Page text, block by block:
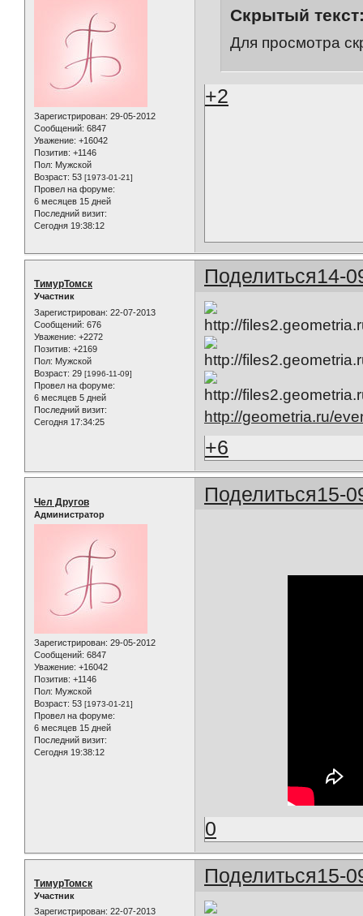
Зарегистрирован: 29-05-2012
Сообщений: 6847
Уважение: +16042
Позитив: +1146
Пол: Мужской
Возраст: 53 [1973-01-21]
Провел на форуме:
6 месяцев 15 дней
Последний визит:
Сегодня 19:38:12
Скрытый
Для просмотра
+2
Поделиться14-
ТимурТомск
Участник
Зарегистрирован: 22-07-2013
Сообщений: 676
Уважение: +2272
Позитив: +2169
Пол: Мужской
Возраст: 29 [1996-11-09]
Провел на форуме:
6 месяцев 5 дней
Последний визит:
Сегодня 17:34:25
http://geometria.ru/
+6
Поделиться15-
Чел Другов
Администратор
Зарегистрирован: 29-05-2012
Сообщений: 6847
Уважение: +16042
Позитив: +1146
Пол: Мужской
Возраст: 53 [1973-01-21]
Провел на форуме:
6 месяцев 15 дней
Последний визит:
Сегодня 19:38:12
0
Поделиться15-
ТимурТомск
Участник
Зарегистрирован: 22-07-2013